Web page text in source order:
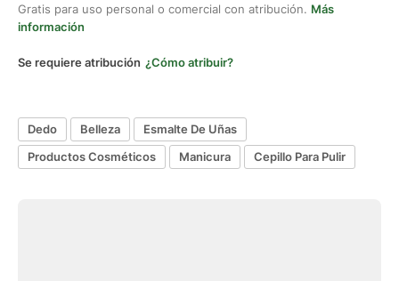
Gratis para uso personal o comercial con atribución. Más
información
Se requiere atribución ¿Cómo atribuir?
Dedo Belleza
Esmalte De Uñas
Productos Cosméticos
Manicura Cepillo Para Pulir